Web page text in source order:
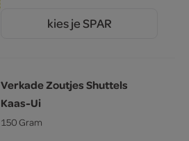
kies je SPAR
Verkade Zoutjes Shuttels
Kaas-Ui
150 Gram